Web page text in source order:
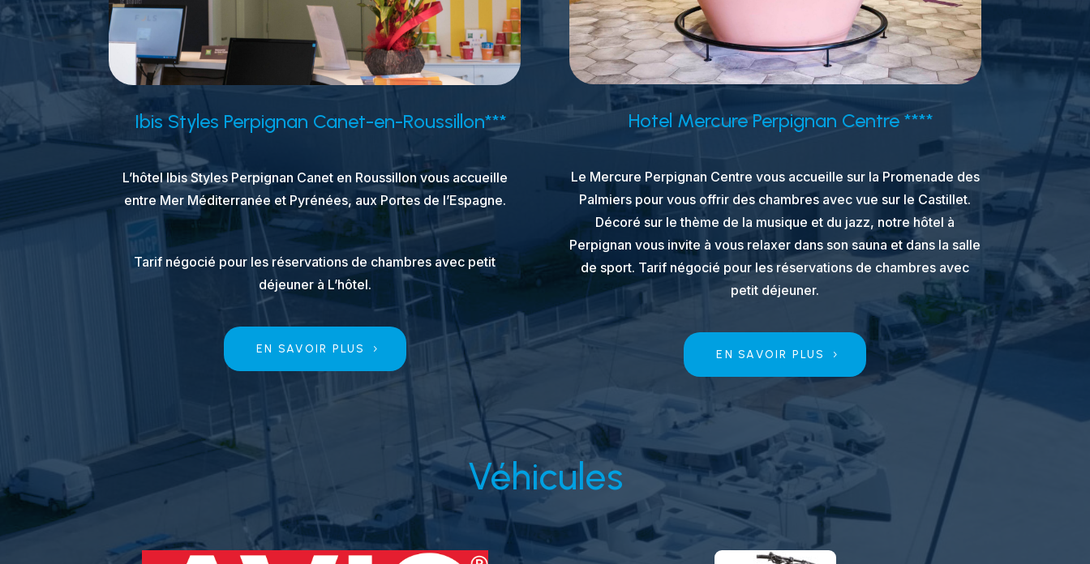
Ibis Styles Perpignan Canet-en-Roussillon***
L’hôtel Ibis Styles Perpignan Canet en Roussillon vous accueille
entre Mer Méditerranée et Pyrénées, aux Portes de l’Espagne.
Tarif négocié pour les réservations de chambres avec petit
déjeuner à L’hôtel.
EN SAVOIR PLUS
Hotel Mercure Perpignan Centre ****
Le Mercure Perpignan Centre vous accueille sur la Promenade des
Palmiers pour vous offrir des chambres avec vue sur le Castillet.
Décoré sur le thème de la musique et du jazz, notre hôtel à
Perpignan vous invite à vous relaxer dans son sauna et dans la salle
de sport. Tarif négocié pour les réservations de chambres avec
petit déjeuner.
EN SAVOIR PLUS
Véhicules